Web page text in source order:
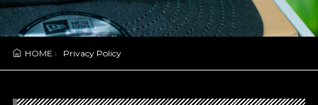
HOME Privacy Policy